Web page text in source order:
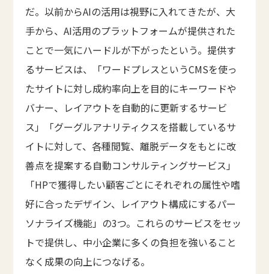
だ。以前からAIの活用は視野に入れてきたが、大
手から、AI活用のプラットフォームが提供された
ことで一気にハードルが下がったという。提供す
るサービスは、「ワードプレスというCMSを使っ
たサイトに対し成約率向上を目的にキーワードや
バナー、レイアウトを自動的に更新するサービ
ス」「グーグルアナリティクスを搭載しているサ
イトに対して、各種閲覧、離脱データをもとに改
善点を提案する自動コンサルティングサービス」
「HPで獲得したい顧客ごとにそれぞれの属性や嗜
好に合ったデザイン、レイアウト構成にするパー
ソナライズ機能」の3つ。これらのサービスをセッ
トで提供し、中小企業に多くの負担を強いること
なく成果の向上につなげる。